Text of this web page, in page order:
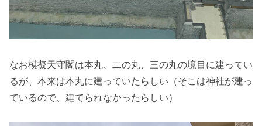
なお模擬天守閣は本丸、二の丸、三の丸の境目に建ってい
るが、本来は本丸に建っていたらしい（そこは神社が建っ
ているので、建てられなかったらしい）